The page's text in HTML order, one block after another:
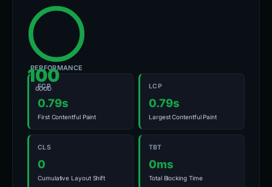
100
GOOD
PERFORMANCE
FCP
0.79s
First Contentful Paint
LCP
0.79s
Largest Contentful Paint
CLS
0
Cumulative Layout Shift
TBT
0ms
Total Blocking Time